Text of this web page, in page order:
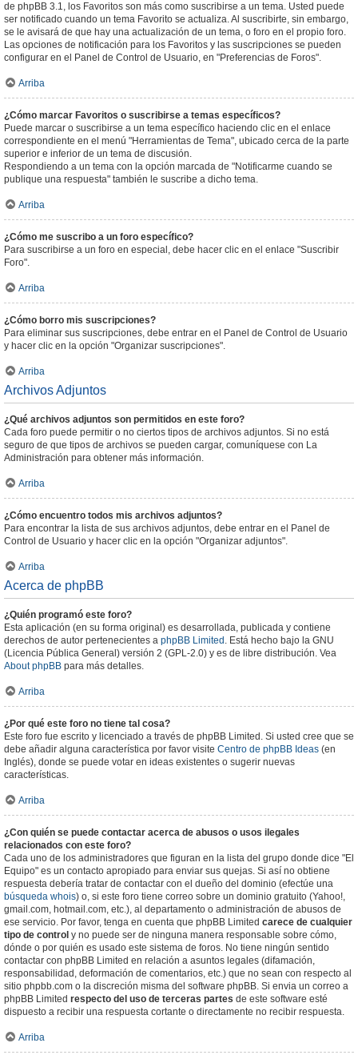
de phpBB 3.1, los Favoritos son más como suscribirse a un tema. Usted puede
ser notificado cuando un tema Favorito se actualiza. Al suscribirte, sin embargo,
se le avisará de que hay una actualización de un tema, o foro en el propio foro.
Las opciones de notificación para los Favoritos y las suscripciones se pueden
configurar en el Panel de Control de Usuario, en "Preferencias de Foros".
Arriba
¿Cómo marcar Favoritos o suscribirse a temas específicos?
Puede marcar o suscribirse a un tema específico haciendo clic en el enlace
correspondiente en el menú "Herramientas de Tema", ubicado cerca de la parte
superior e inferior de un tema de discusión.
Respondiendo a un tema con la opción marcada de "Notificarme cuando se
publique una respuesta" también le suscribe a dicho tema.
Arriba
¿Cómo me suscribo a un foro específico?
Para suscribirse a un foro en especial, debe hacer clic en el enlace "Suscribir
Foro".
Arriba
¿Cómo borro mis suscripciones?
Para eliminar sus suscripciones, debe entrar en el Panel de Control de Usuario
y hacer clic en la opción "Organizar suscripciones".
Arriba
Archivos Adjuntos
¿Qué archivos adjuntos son permitidos en este foro?
Cada foro puede permitir o no ciertos tipos de archivos adjuntos. Si no está
seguro de que tipos de archivos se pueden cargar, comuníquese con La
Administración para obtener más información.
Arriba
¿Cómo encuentro todos mis archivos adjuntos?
Para encontrar la lista de sus archivos adjuntos, debe entrar en el Panel de
Control de Usuario y hacer clic en la opción "Organizar adjuntos".
Arriba
Acerca de phpBB
¿Quién programó este foro?
Esta aplicación (en su forma original) es desarrollada, publicada y contiene
derechos de autor pertenecientes a phpBB Limited . Está hecho bajo la GNU
(Licencia Pública General) versión 2 (GPL-2.0) y es de libre distribución. Vea
About phpBB para más detalles.
Arriba
¿Por qué este foro no tiene tal cosa?
Este foro fue escrito y licenciado a través de phpBB Limited. Si usted cree que se
debe añadir alguna característica por favor visite Centro de phpBB Ideas (en
Inglés), donde se puede votar en ideas existentes o sugerir nuevas
características.
Arriba
¿Con quién se puede contactar acerca de abusos o usos ilegales
relacionados con este foro?
Cada uno de los administradores que figuran en la lista del grupo donde dice "El
Equipo" es un contacto apropiado para enviar sus quejas. Si así no obtiene
respuesta debería tratar de contactar con el dueño del dominio (efectúe una
búsqueda whois) o, si este foro tiene correo sobre un dominio gratuito (Yahoo!,
gmail.com, hotmail.com, etc.), al departamento o administración de abusos de
ese servicio. Por favor, tenga en cuenta que phpBB Limited carece de cualquier
tipo de control y no puede ser de ninguna manera responsable sobre cómo,
dónde o por quién es usado este sistema de foros. No tiene ningún sentido
contactar con phpBB Limited en relación a asuntos legales (difamación,
responsabilidad, deformación de comentarios, etc.) que no sean con respecto al
sitio phpbb.com o la discreción misma del software phpBB. Si envia un correo a
phpBB Limited respecto del uso de terceras partes de este software esté
dispuesto a recibir una respuesta cortante o directamente no recibir respuesta.
Arriba